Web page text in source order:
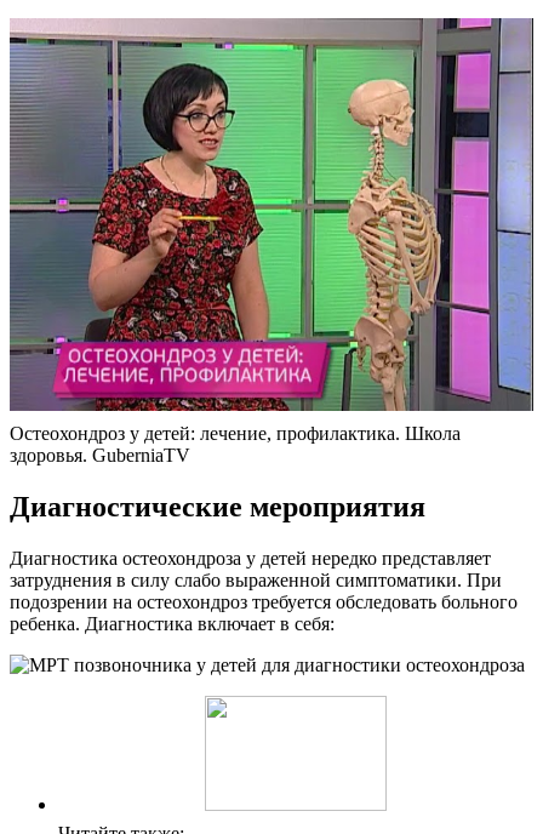
Остеохондроз у детей: лечение, профилактика. Школа
здоровья. GuberniaTV
Диагностические мероприятия
Диагностика остеохондроза у детей нередко представляет
затруднения в силу слабо выраженной симптоматики. При
подозрении на остеохондроз требуется обследовать больного
ребенка. Диагностика включает в себя: